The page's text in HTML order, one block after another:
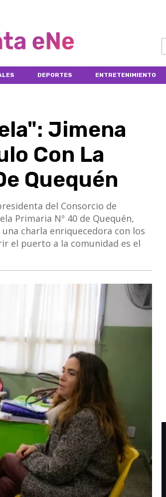
DEPORTES ENTRETENIMIENTO
Jimena
Con La
Quequén
del Consorcio de
Primaria Nº 40 de Quequén,
charla enriquecedora con los
el puerto a la comunidad es el